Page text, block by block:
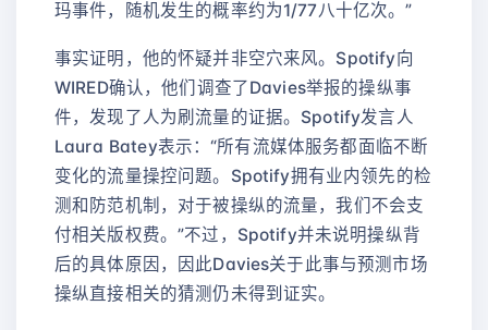
玛事件，随机发生的概率约为1/77八十亿次。”
事实证明，他的怀疑并非空穴来风。Spotify向
WIRED确认，他们调查了Davies举报的操纵事
件，发现了人为刷流量的证据。Spotify发言人
Laura Batey表示：“所有流媒体服务都面临不断
变化的流量操控问题。Spotify拥有业内领先的检
测和防范机制，对于被操纵的流量，我们不会支
付相关版权费。”不过，Spotify并未说明操纵背
后的具体原因，因此Davies关于此事与预测市场
操纵直接相关的猜测仍未得到证实。